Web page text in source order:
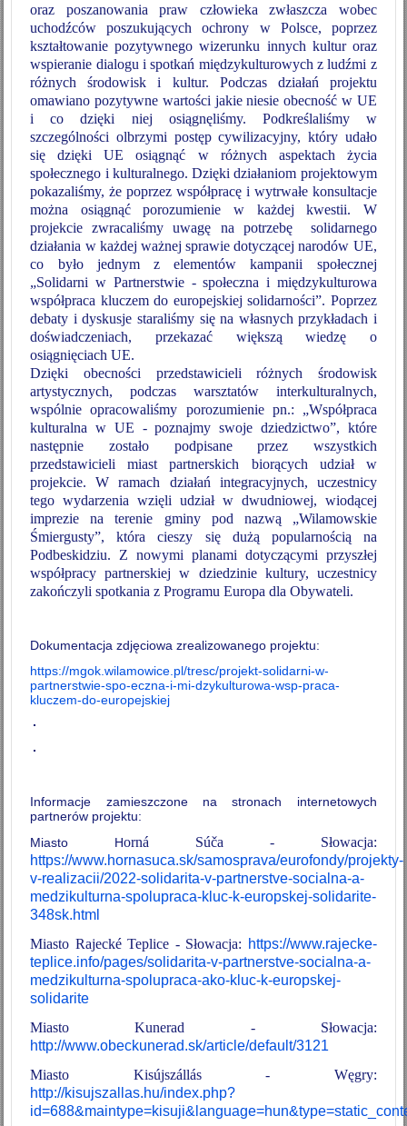
oraz poszanowania praw człowieka zwłaszcza wobec
uchodźców poszukujących ochrony w Polsce, poprzez
kształtowanie pozytywnego wizerunku innych kultur oraz
wspieranie dialogu i spotkań międzykulturowych z ludźmi z
różnych środowisk i kultur. Podczas działań projektu
omawiano pozytywne wartości jakie niesie obecność w UE
i co dzięki niej osiągnęliśmy. Podkreślaliśmy w
szczególności olbrzymi postęp cywilizacyjny, który udało
się dzięki UE osiągnąć w różnych aspektach życia
społecznego i kulturalnego. Dzięki działaniom projektowym
pokazaliśmy, że poprzez współpracę i wytrwałe konsultacje
można osiągnąć porozumienie w każdej kwestii. W
projekcie zwracaliśmy uwagę na potrzebę solidarnego
działania w każdej ważnej sprawie dotyczącej narodów UE,
co było jednym z elementów kampanii społecznej
„Solidarni w Partnerstwie - społeczna i międzykulturowa
współpraca kluczem do europejskiej solidarności”. Poprzez
debaty i dyskusje staraliśmy się na własnych przykładach i
doświadczeniach, przekazać większą wiedzę o
osiągnięciach UE.
Dzięki obecności przedstawicieli różnych środowisk
artystycznych, podczas warsztatów interkulturalnych,
wspólnie opracowaliśmy porozumienie pn.: „Współpraca
kulturalna w UE - poznajmy swoje dziedzictwo”, które
następnie zostało podpisane przez wszystkich
przedstawicieli miast partnerskich biorących udział w
projekcie. W ramach działań integracyjnych, uczestnicy
tego wydarzenia wzięli udział w dwudniowej, wiodącej
imprezie na terenie gminy pod nazwą „Wilamowskie
Śmiergusty”, która cieszy się dużą popularnością na
Podbeskidziu. Z nowymi planami dotyczącymi przyszłej
współpracy partnerskiej w dziedzinie kultury, uczestnicy
zakończyli spotkania z Programu Europa dla Obywateli.
Dokumentacja zdjęciowa zrealizowanego projektu:
https://mgok.wilamowice.pl/tresc/projekt-solidarni-w-
partnerstwie-spo-eczna-i-mi-dzykulturowa-wsp-praca-
kluczem-do-europejskiej
Informacje zamieszczone na stronach internetowych
partnerów projektu:
Miasto Horná Súča - Słowacja:
https://www.hornasuca.sk/samosprava/eurofondy/projekty-
v-realizacii/2022-solidarita-v-partnerstve-socialna-a-
medzikulturna-spolupraca-kluc-k-europskej-solidarite-
348sk.html
Miasto Rajecké Teplice - Słowacja: https://www.rajecke-
teplice.info/pages/solidarita-v-partnerstve-socialna-a-
medzikulturna-spolupraca-ako-kluc-k-europskej-
solidarite
Miasto Kunerad - Słowacja:
http://www.obeckunerad.sk/article/default/3121
Miasto Kisújszállás - Węgry:
http://kisujszallas.hu/index.php?